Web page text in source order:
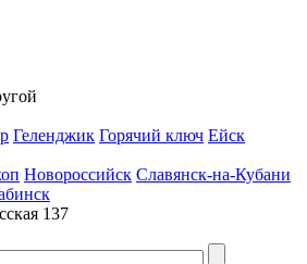
Геленджик Горячий ключ Ейск
Новороссийск Славянск-на-Кубани
137